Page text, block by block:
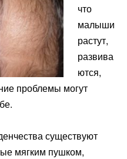
что
малыши
растут,
развива
ются,
проблемы могут
существуют
мягким пушком,